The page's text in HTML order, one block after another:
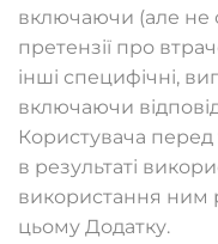
включаючи (але не
претензії про
інші специфічні,
включаючи
Користувача
в результаті
використання ним
цьому Додатку.